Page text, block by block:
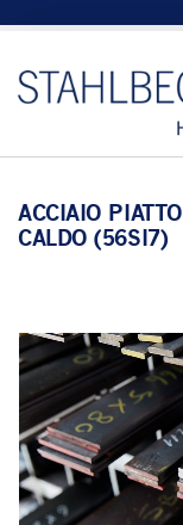
ACCIAIO
CALDO (56SI7)